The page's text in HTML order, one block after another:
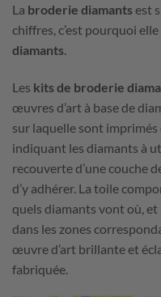
La broderie diamantsest
chiffres, c’est pourquoi
diamants
Les kits de broderie
œuvres d’art à base de
sur laquelle sont
indiquant les diamants à
recouverte d’une couche
d’y adhérer. La toile
quels diamants vont où,
dans les zones
œuvre d’art brillante et
fabriquée.